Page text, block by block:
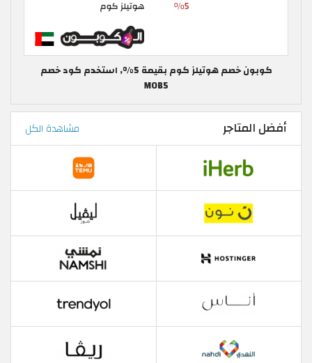
كوبون خصم هوتيلز كوم بقيمة 5%, استخدم كود خصم
MOB5
أفضل المتاجر مشاهدة الكل